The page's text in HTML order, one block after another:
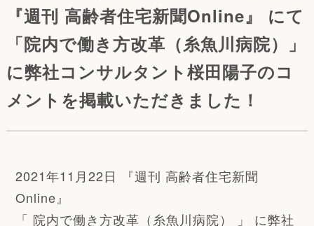
『週刊 高齢者住宅新聞Online』 にて
「院内で働き方改革（糸魚川病院）」
に弊社コンサルタント桜田陽子のコ
メントを掲載いただきました！
2021年11月22日 『週刊 高齢者住宅新聞
Online』
「 院内で働き方改革（糸魚川病院） 」 に弊社